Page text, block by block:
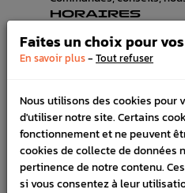
HORAIRES
LIVRAISON
Commande avant 12h,
100% sécurisé, payez en
commande
DÉTAILS DU PRODUIT
Faites un choix pour
En savoir plus- Tout refuser
Nous utilisons des cookies pour
d'utiliser notre site. Certains
fonctionnement et ne peuvent
cookies de collecte de données
pertinence de notre contenu.
si vous consentez à leur